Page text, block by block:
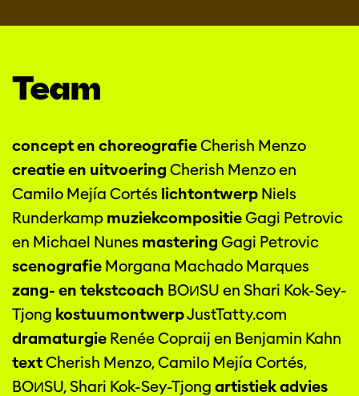
Team
concept en choreografieCherish Menzo
creatie en uitvoering Cherish Menzo en
Camilo Mejía Cortés lichtontwerp Niels
Runderkamp muziekcompositieGagi Petrovic
en Michael Nunes mastering Gagi Petrovic
scenografie Morgana Machado Marques
zang- en tekstcoach BOИSU en Shari Kok-Sey-
Tjong kostuumontwerpJustTatty.com
dramaturgie Renée Copraij en Benjamin Kahn
textCherish Menzo, Camilo Mejía Cortés,
BOИSU, Shari Kok-Sey-Tjong artistiek advies